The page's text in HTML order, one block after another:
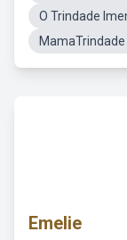
O Trindade
MamaTrindade
Emelie